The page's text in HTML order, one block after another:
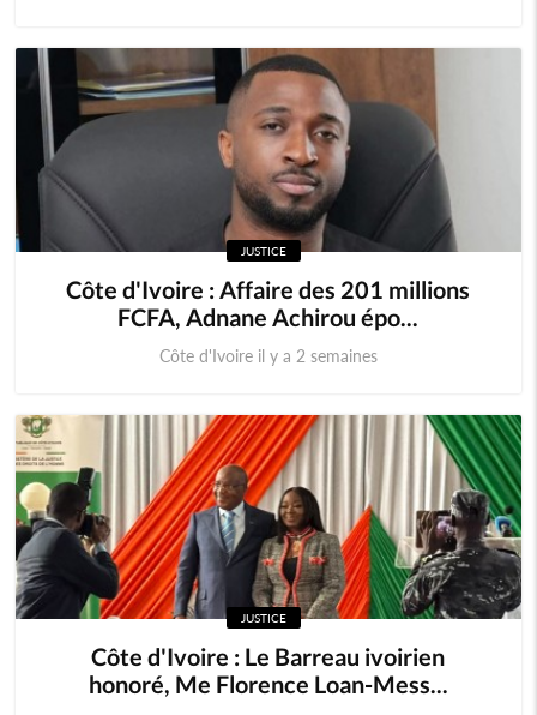
JUSTICE
Côte d'Ivoire : Affaire des 201 millions
FCFA, Adnane Achirou épo...
Côte d'Ivoire il y a 2 semaines
JUSTICE
Côte d'Ivoire : Le Barreau ivoirien
honoré, Me Florence Loan-Mess...